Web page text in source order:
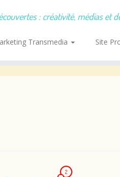
: créativité, médias et
Transmedia Site
2